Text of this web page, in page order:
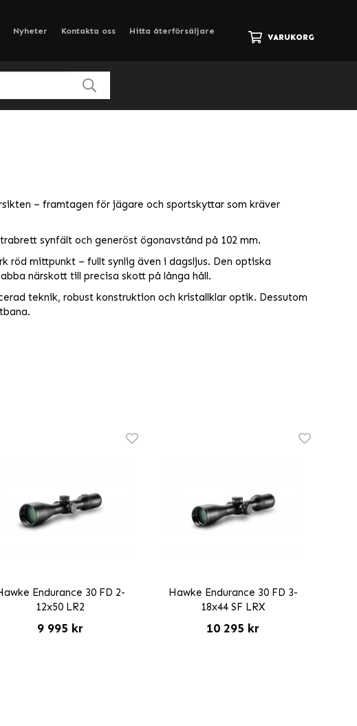
Nyheter Kontakta oss
Hitta återförsäljare
VARUKORG
– framtagen för jägare och sportskyttar som kräver
synfält och generöst ögonavstånd på 102 mm.
röd mittpunkt – fullt synlig även i dagsljus. Den optiska
närskott till precisa skott på långa håll.
teknik, robust konstruktion och kristallklar optik. Dessutom
Endurance 30 FD 2-
12x50 LR2
9 995 kr
Hawke Endurance 30 FD 3-
18x44 SF LRX
10 295 kr